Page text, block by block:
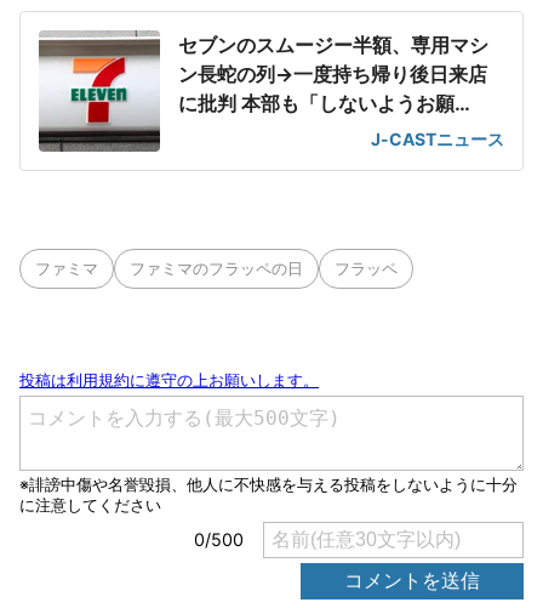
セブンのスムージー半額、専用マシ
ン長蛇の列→一度持ち帰り後日来店
に批判 本部も「しないようお願
J-CASTニュース
ファミマ ファミマのフラッペの日 フラッペ